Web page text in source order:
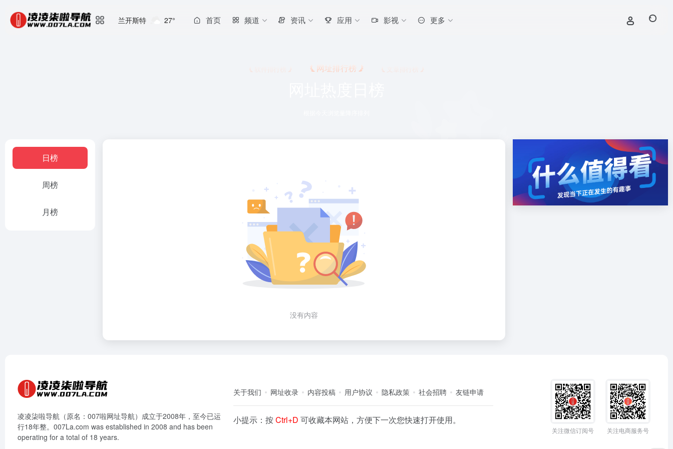
兰开斯特 27° 首页 频道 资讯 应用 影视 更多
网址排行榜
日榜
周榜
月榜
没有内容
凌凌柒啦导航（原名：007啦网址导航）成立于2008年，至今已运
行18年整。007La.com was established in 2008 and has been
operating for a total of 18 years.
关于我们 网址收录 内容投稿 用户协议 隐私政策 社会招聘 友链申请
小提示：按Ctrl+D可收藏本网站，方便下一次您快速打开使用。
关注微信订阅号 关注电商服务号